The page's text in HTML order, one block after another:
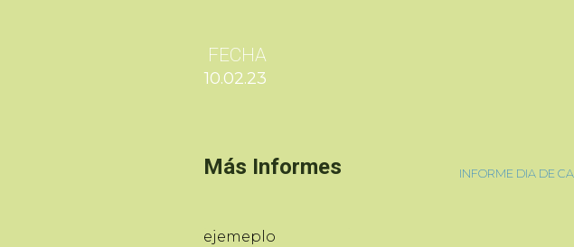
FECHA
10.02.23
Más Informes
ejemeplo
INFORME DIA DE